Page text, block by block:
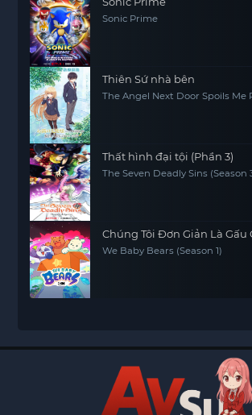
Sonic Prime
Thiên Sứ nhà bên
The Angel Next Door Spoils Me
Thất hình đại tội (Phần 3)
The Seven Deadly Sins (Season
Chúng Tôi Đơn Giản Là Gấu
We Baby Bears (Season 1)